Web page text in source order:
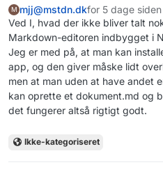
M mjj@mstdn.dkfor 5 dage siden
Ved I, hvad der ikke bliver talt
Markdown-editoren indbygget i
Jeg er med på, at man kan
app, og den giver måske lidt
men at man uden at have andet
kan oprette et dokument.md og
det fungerer altså rigtigt godt.
Ikke-kategoriseret